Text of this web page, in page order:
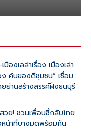
ร้านอาหาร
ย่านท่องเที่ยว
มืองเลล่าเรื่อง เมืองเล่า
ค้นของดีชุมชน” เชื่อม
ยย่านสร้างสรรค์ฝั่งธนบุรี
วย! ชวนเพื่อนซี้กลับไทย
หน้าที่บางมดพร้อมกัน